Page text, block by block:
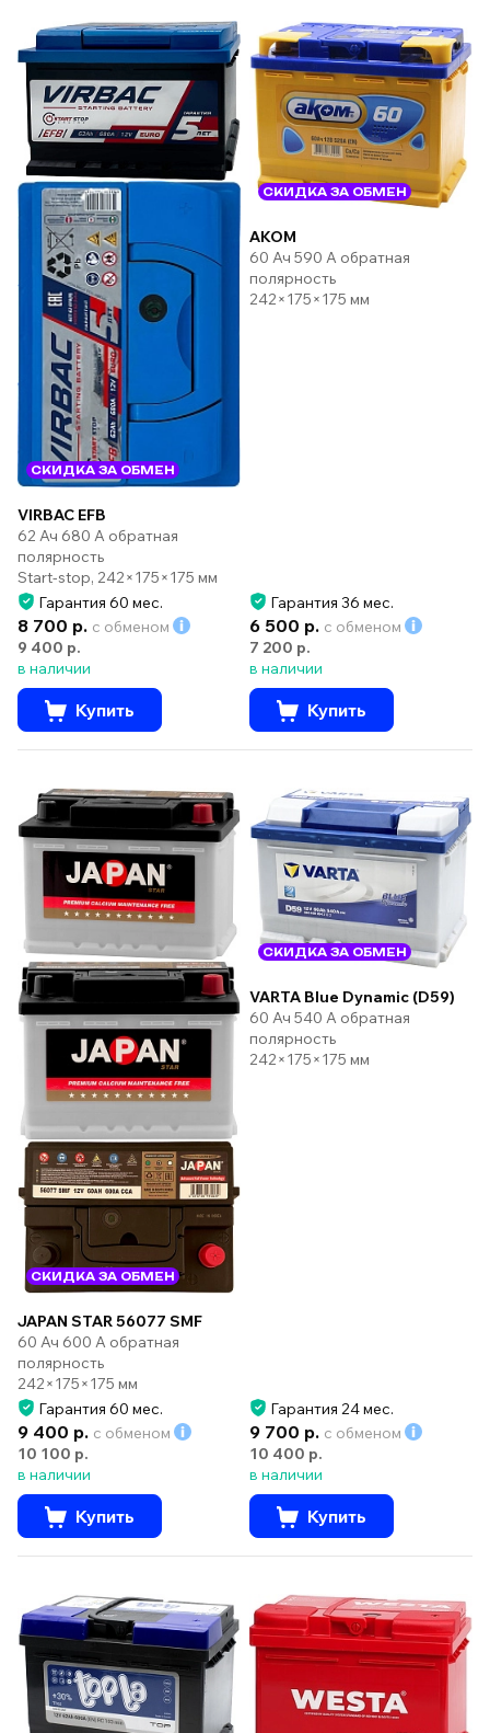
СКИДКА ЗА ОБМЕН
VIRBAC EFB
62 Ач 680 А обратная
полярность
Start-stop, 242×175×175 мм
Гарантия 60 мес.
8 700 р. с обменом
9 400 р.
в наличии
Купить
СКИДКА ЗА ОБМЕН
AKOM
60 Ач 590 А обратная
полярность
242×175×175 мм
Гарантия 36 мес.
6 500 р. с обменом
7 200 р.
в наличии
Купить
СКИДКА ЗА ОБМЕН
JAPAN STAR 56077 SMF
60 Ач 600 А обратная
полярность
242×175×175 мм
Гарантия 60 мес.
9 400 р. с обменом
10 100 р.
в наличии
Купить
СКИДКА ЗА ОБМЕН
VARTA Blue Dynamic (D59)
60 Ач 540 А обратная
полярность
242×175×175 мм
Гарантия 24 мес.
9 700 р. с обменом
10 400 р.
в наличии
Купить